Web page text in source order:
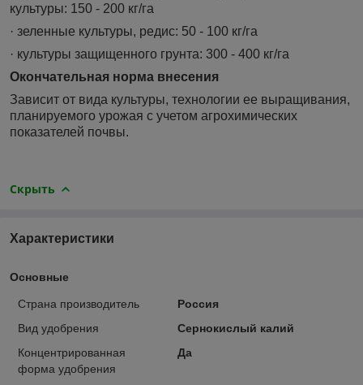
культуры: 150 - 200 кг/га
· зеленные культуры, редис: 50 - 100 кг/га
· культуры защищенного грунта: 300 - 400 кг/га
Окончательная норма внесения
Зависит от вида культуры, технологии ее выращивания,
планируемого урожая с учетом агрохимических
показателей почвы.
Скрыть
Характеристики
Основные
Страна производитель
Россия
Вид удобрения
Сернокислый калий
Концентрированная
форма удобрения
Да